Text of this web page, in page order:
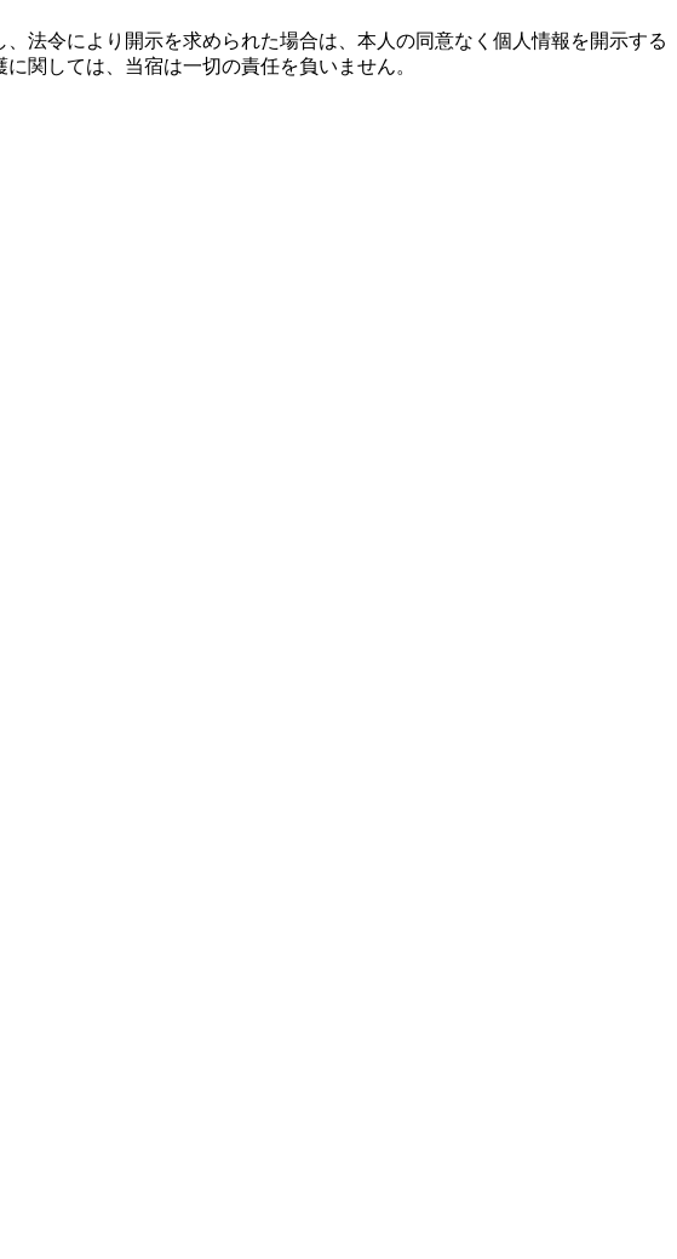
法令により開示を求められた場合は、本人の同意なく個人情報を開示する
関しては、当宿は一切の責任を負いません。